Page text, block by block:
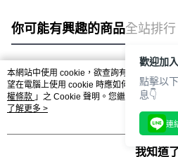
你可能有興趣的商品全站排行
熱門標籤
本網站中使用 cookie，欲查詢有關本網站使
望在電腦上使用 cookie 時應如何變更電腦的
權條款 」之 Cookie 聲明。您繼續使用本網
用條款之 Cookie 聲明使用 cookie。
了解更多 >
我知道
歡迎加
點擊以
息👇
連